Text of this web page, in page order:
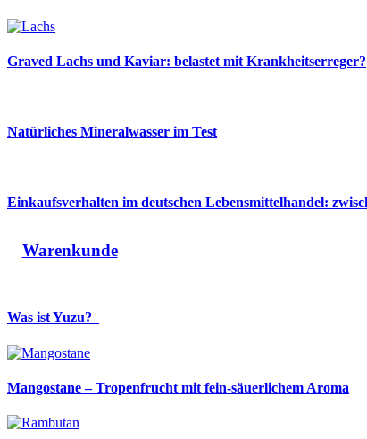
Graved Lachs und Kaviar: belastet mit Krankheitserreger?
Natürliches Mineralwasser im Test
Einkaufsverhalten im deutschen Lebensmittelhandel:
Warenkunde
Was ist Yuzu?
Mangostane – Tropenfrucht mit fein-säuerlichem Aroma